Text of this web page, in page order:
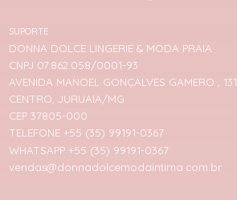
SUPORTE
DONNA DOLCE LINGERIE & MODA PRAIA
CNPJ 07.862.058/0001-93
AVENIDA MANOEL GONÇALVES GAMERO , 131
CENTRO, JURUAIA/MG
CEP 37805-000
TELEFONE +55 (35) 99191-0367
WHATSAPP +55 (35) 99191-0367
vendas@donnadolcemodaintima.com.br